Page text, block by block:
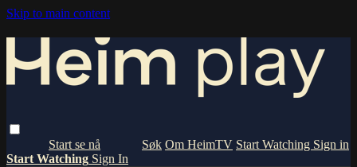
Skip to main content
Om HeimTV Start Watching Sign in
Start Watching Sign In